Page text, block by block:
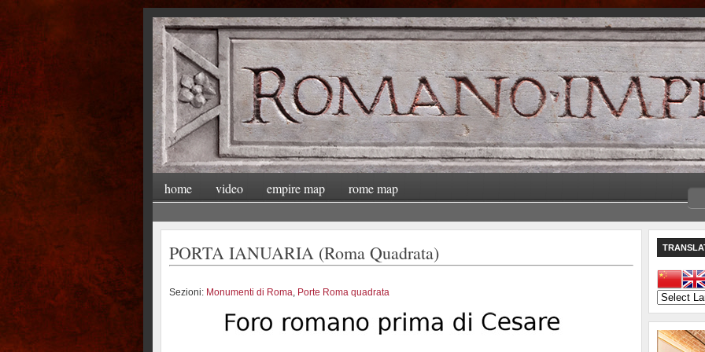
home video empire map rome map
PORTA IANUARIA (Roma Quadrata)
Sezioni: Monumenti di Roma, Porte Roma quadrata